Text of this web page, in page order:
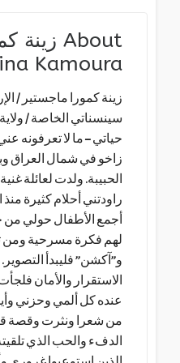
About زينة
Kamoura
زينة كمورا ماجستير /
سينسناتي الخاصة /
حياتي – ما لا تعرفونه
زاخو في شمال العراق
الحبيبة. ولدت لعائلة
راودتني أحلام كثيرة
أجمع الأطفال حولي من
لهم فكرة مسرحية ومن
و”آكشن” فليبدأ
الاستقرار والأمان
عنده كل ألمي وحزني
من شعرا ونثرت وقصة
الدفء والحب الذي